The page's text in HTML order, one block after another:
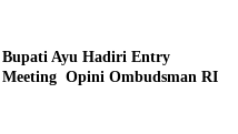
Bupati Ayu Hadiri Entry
Meeting Opini Ombudsman RI